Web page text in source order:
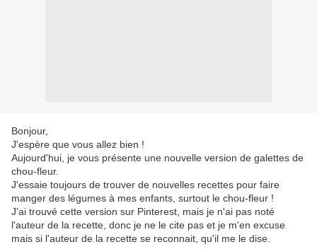
Bonjour,
J'espère que vous allez bien !
Aujourd'hui, je vous présente une nouvelle version de galettes de
chou-fleur.
J'essaie toujours de trouver de nouvelles recettes pour faire
manger des légumes à mes enfants, surtout le chou-fleur !
J'ai trouvé cette version sur Pinterest, mais je n'ai pas noté
l'auteur de la recette, donc je ne le cite pas et je m'en excuse
mais si l'auteur de la recette se reconnait, qu'il me le dise.